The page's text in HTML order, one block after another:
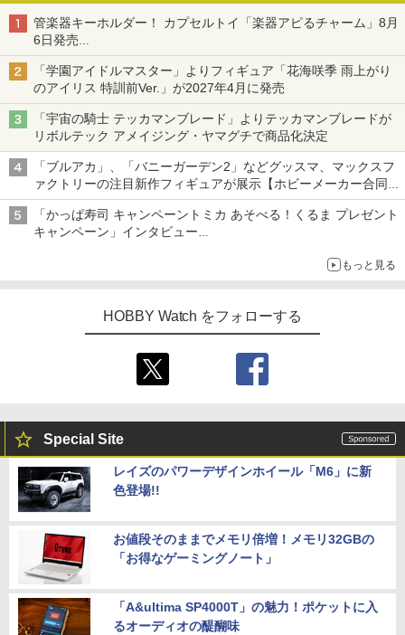
管楽器キーホルダー！ カプセルトイ「楽器アピるチャーム」8月
6日発売
チューバ、テナサクなど5種各3色
「学園アイドルマスター」よりフィギュア「花海咲季 雨上がり
のアイリス 特訓前Ver.」が2027年4月に発売
「宇宙の騎士 テッカマンブレード」よりテッカマンブレードが
リボルテック アメイジング・ヤマグチで商品化決定
「ブルアカ」、「バニーガーデン2」などグッスマ、マックスフ
ァクトリーの注目新作フィギュアが展示【ホビーメーカー合同展
示会】
「かっぱ寿司 キャンペーントミカ あそべる！くるま プレゼント
キャンペーン」インタビュー
もっと見る
HOBBY Watch をフォローする
Special Site
レイズのパワーデザインホイール「M6」に新
色登場!!
お値段そのままでメモリ倍増！メモリ32GBの
「お得なゲーミングノート」
「A&ultima SP4000T」の魅力！ポケットに入
るオーディオの醍醐味